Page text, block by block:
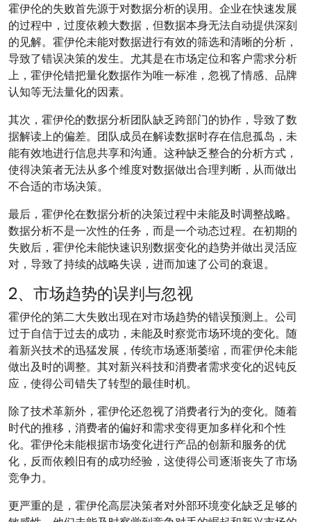
霍伊伦的失败首先源于对数据分析的误用。企业在快速发展
的过程中，过度依赖大数据，但数据本身无法自动提供深刻
的见解。霍伊伦未能对数据进行有效的筛选和清晰的分析，
导致了错误决策的发生。尤其是在市场定位和客户需求分析
上，霍伊伦错把量化数据作为唯一标准，忽视了情感、品牌
认知等无法量化的因素。
其次，霍伊伦的数据分析团队缺乏跨部门的协作，导致了数
据解读上的偏差。团队成员在解读数据时存在信息孤岛，未
能有效地进行信息共享和沟通。这种缺乏整合的分析方式，
使得决策者无法从多个维度对数据做出合理判断，从而做出
不合适的市场决策。
最后，霍伊伦在数据分析的决策过程中未能及时调整战略。
数据分析不是一次性的任务，而是一个动态过程。在初期的
失败后，霍伊伦未能快速识别数据变化的趋势并做出灵活应
对，导致了持续的战略失误，进而加速了公司的衰退。
2、市场趋势的误判与忽视
霍伊伦的第二大失败出现在对市场趋势的错误预测上。公司
过于自信于过去的成功，未能及时察觉市场环境的变化。随
着新兴技术的迅猛发展，传统市场逐渐萎缩，而霍伊伦未能
做出及时的调整。其对新兴科技和消费者需求变化的迟钝反
应，使得公司错失了转型的最佳时机。
除了技术革新外，霍伊伦还忽视了消费者行为的变化。随着
时代的推移，消费者的偏好和需求变得更加多样化和个性
化。霍伊伦未能根据市场变化进行产品的创新和服务的优
化，反而依赖旧有的成功经验，这使得公司逐渐丧失了市场
竞争力。
更严重的是，霍伊伦高层决策者对外部环境变化缺乏足够的